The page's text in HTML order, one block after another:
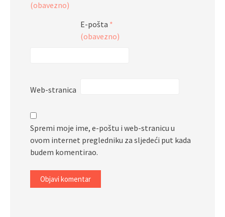
(obavezno)
E-pošta *
(obavezno)
Web-stranica
Spremi moje ime, e-poštu i web-stranicu u
ovom internet pregledniku za sljedeći put kada
budem komentirao.